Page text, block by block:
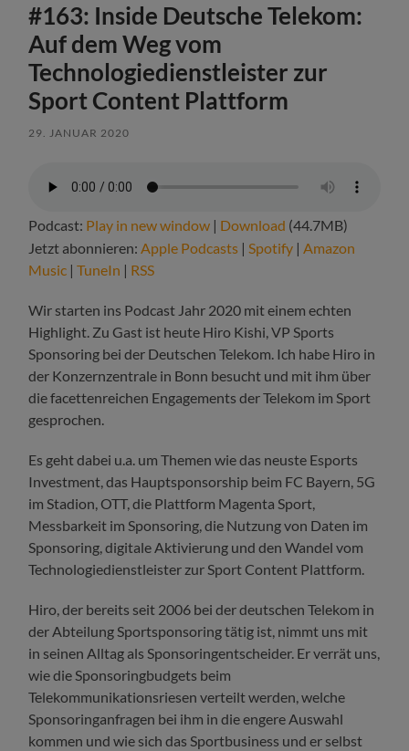
#163: Inside Deutsche Telekom:
Auf dem Weg vom
Technologiedienstleister zur
Sport Content Plattform
29. JANUAR 2020
Podcast: Play in new window | Download (44.7MB)
Jetzt abonnieren:Apple Podcasts |Spotify |Amazon
Music |TuneIn | RSS
Wir starten ins Podcast Jahr 2020 mit einem echten
Highlight. Zu Gast ist heute Hiro Kishi, VP Sports
Sponsoring bei der Deutschen Telekom. Ich habe Hiro in
der Konzernzentrale in Bonn besucht und mit ihm über
die facettenreichen Engagements der Telekom im Sport
gesprochen.
Es geht dabei u.a. um Themen wie das neuste Esports
Investment, das Hauptsponsorship beim FC Bayern, 5G
im Stadion, OTT, die Plattform Magenta Sport,
Messbarkeit im Sponsoring, die Nutzung von Daten im
Sponsoring, digitale Aktivierung und den Wandel vom
Technologiedienstleister zur Sport Content Plattform.
Hiro, der bereits seit 2006 bei der deutschen Telekom in
der Abteilung Sportsponsoring tätig ist, nimmt uns mit
in seinen Alltag als Sponsoringentscheider. Er verrät uns,
wie die Sponsoringbudgets beim
Telekommunikationsriesen verteilt werden, welche
Sponsoringanfragen bei ihm in die engere Auswahl
kommen und wie sich das Sportbusiness und er selbst